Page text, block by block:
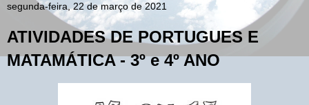
segunda-feira, 22 de março de 2021
ATIVIDADES DE PORTUGUES E
MATAMÁTICA - 3º e 4º ANO